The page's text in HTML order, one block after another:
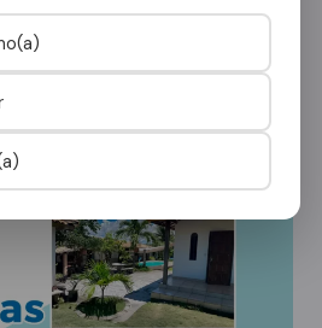
únicas. Nossa
Ouro oferece diferentes